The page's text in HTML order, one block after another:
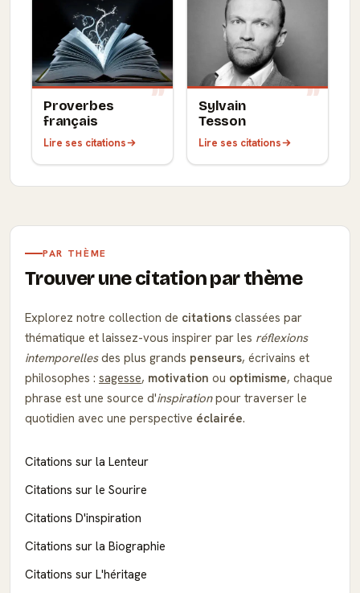
Proverbes
français
Lire ses citations
Sylvain
Tesson
Lire ses citations
PAR THÈME
Trouver une citation par thème
Explorez notre collection de citations classées par
thématique et laissez-vous inspirer par les réflexions
intemporellesdes plus grands penseurs, écrivains et
philosophes : sagesse, motivation ou optimisme, chaque
phrase est une source d'inspirationpour traverser le
quotidien avec une perspective éclairée.
Citations sur la Lenteur
Citations sur le Sourire
Citations D'inspiration
Citations sur la Biographie
Citations sur L'héritage